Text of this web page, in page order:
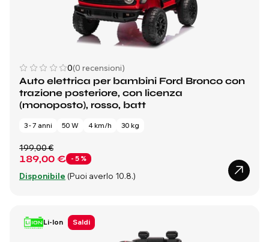
0(0 recensioni)
Auto elettrica per bambini Ford Bronco con
trazione posteriore, con licenza
(monoposto), rosso, batt
3 - 7 anni 50 W 4 km/h 30 kg
189,00 € - 5 %
199,00 €
Disponibile (Puoi averlo 10.8.)
Li-Ion Saldi